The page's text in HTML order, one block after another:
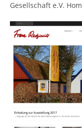
Gesellschaft e.V.